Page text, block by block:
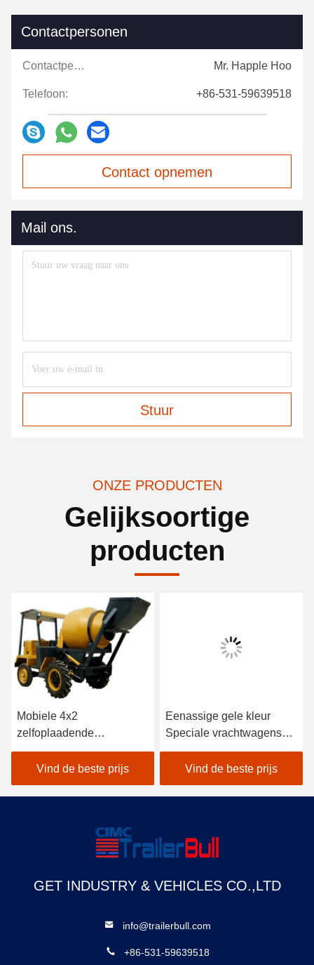
Contactpersonen
Contactpersonen: Mr. Happle Hoo
Telefoon: +86-531-59639518
Contact opnemen
Mail ons.
Stuur
ONZE PRODUCTEN
Gelijksoortige
producten
Mobiele 4x2
zelfoplaadende
betonmenger 680L
trommel 200L
betonmengmachine
Vind de beste prijs
Eenassige gele kleur
Speciale vrachtwagens
800L Drum 350L
Betonapparatuur
Vind de beste prijs
GET INDUSTRY & VEHICLES CO.,LTD
info@trailerbull.com
+86-531-59639518